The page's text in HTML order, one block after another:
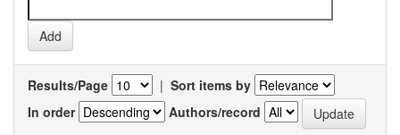
Results/Page | Sort items by
In order
Authors/record